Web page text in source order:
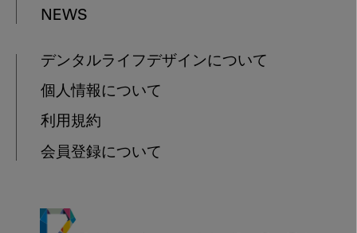
NEWS
デンタルライフデザインについて
個人情報について
利用規約
会員登録について